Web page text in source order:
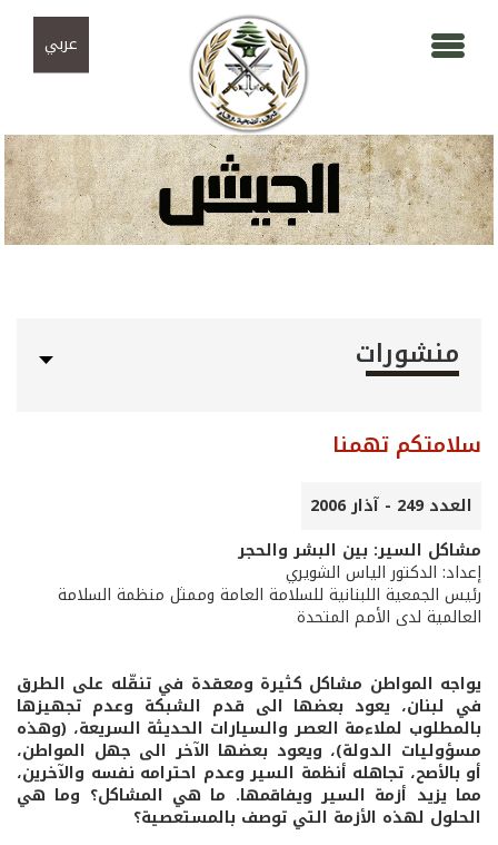
عربي
منشورات
سلامتكم تهمنا
العدد 249 - آذار 2006
مشاكل السير: بين البشر والحجر
إعداد: الدكتور الياس الشويري
رئيس الجمعية اللبنانية للسلامة العامة وممثل منظمة السلامة
العالمية لدى الأمم المتحدة
يواجه المواطن مشاكل كثيرة ومعقدة في تنقّله على الطرق
في لبنان، يعود بعضها الى قدم الشبكة وعدم تجهيزها
بالمطلوب لملاءمة العصر والسيارات الحديثة السريعة، (وهذه
مسؤوليات الدولة)، ويعود بعضها الآخر الى جهل المواطن،
أو بالأصح، تجاهله أنظمة السير وعدم احترامه نفسه والآخرين،
مما يزيد أزمة السير ويفاقمها. ما هي المشاكل؟ وما هي
الحلول لهذه الأزمة التي توصف بالمستعصية؟